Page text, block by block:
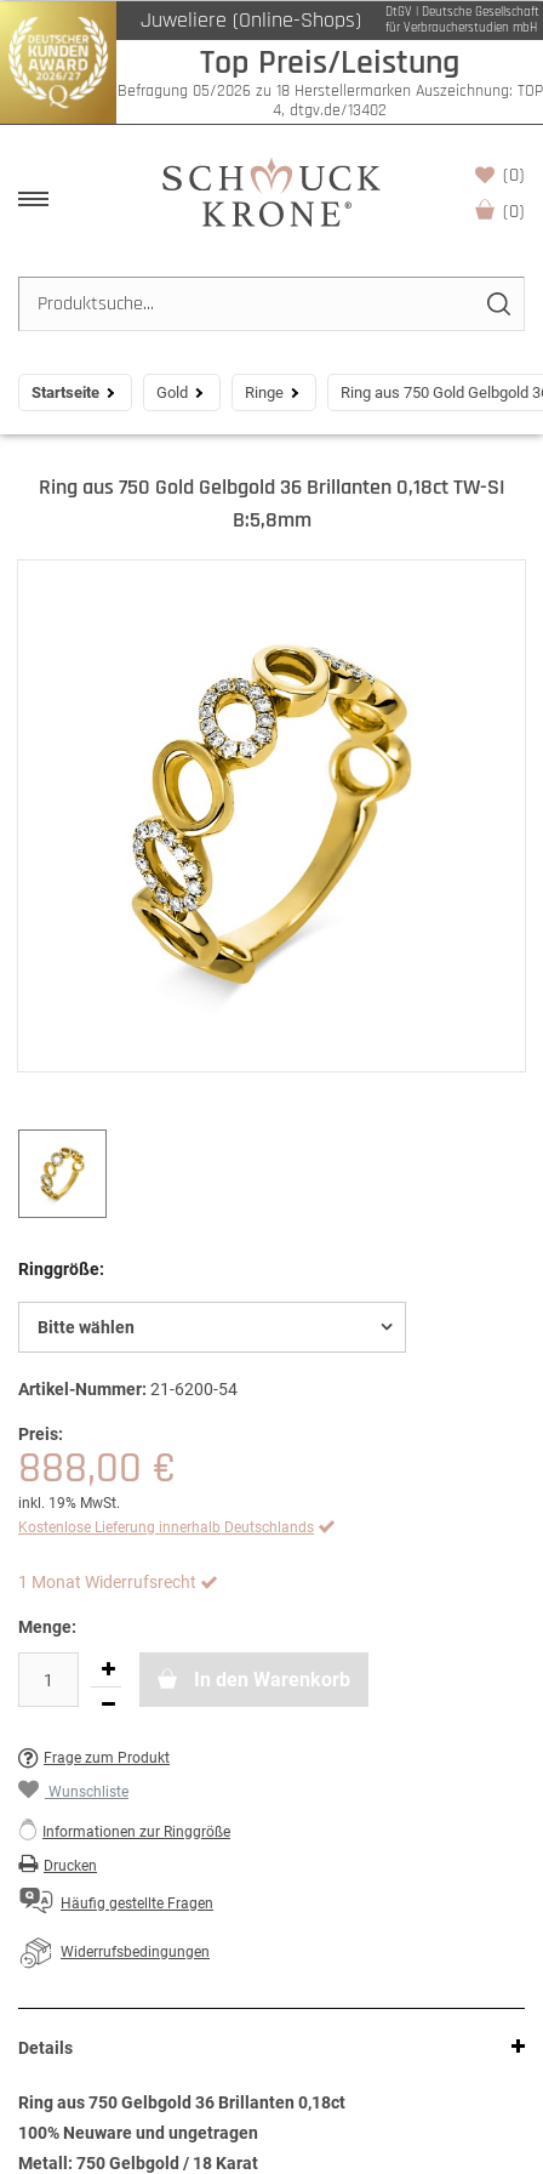
Juweliere (Online-Shops)
DtGV | Deutsche Gesellschaft
für Verbraucherstudien mbH
Top Preis/Leistung
Befragung 05/2026 zu 18 Herstellermarken Auszeichnung: TOP
4, dtgv.de/13402
(0)
(0)
Startseite Gold Ringe Ring aus 750 Gold Gelbgold
Ring aus 750 Gold Gelbgold 36 Brillanten 0,18ct TW-SI
B:5,8mm
Ringgröße:
Bitte wählen
Artikel-Nummer: 21-6200-54
Preis:
888,00 €
inkl. 19% MwSt.
Kostenlose Lieferung innerhalb Deutschlands
1 Monat Widerrufsrecht
Menge:
In den Warenkorb
Frage zum Produkt
Wunschliste
Informationen zur Ringgröße
Drucken
Häufig gestellte Fragen
Widerrufsbedingungen
Details
Ring aus 750 Gelbgold 36 Brillanten 0,18ct
100% Neuware und ungetragen
Metall: 750 Gelbgold / 18 Karat